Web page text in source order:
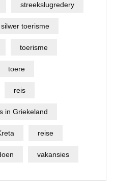
streekslugredery
silwer toerisme
toerisme
toere
reis
in Griekeland
reise
vakansies